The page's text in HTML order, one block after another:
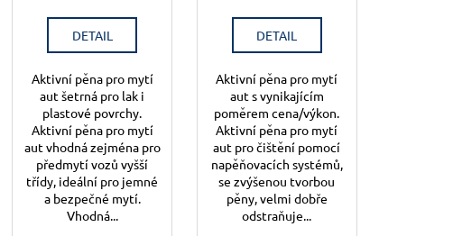
DETAIL
Aktivní pěna pro mytí
aut šetrná pro lak i
plastové povrchy.
Aktivní pěna pro mytí
aut vhodná zejména pro
předmytí vozů vyšší
třídy, ideální pro jemné
a bezpečné mytí.
Vhodná...
DETAIL
Aktivní pěna pro mytí
aut s vynikajícím
poměrem cena/výkon.
Aktivní pěna pro mytí
aut pro čištění pomocí
napěňovacích systémů,
se zvýšenou tvorbou
pěny, velmi dobře
odstraňuje...